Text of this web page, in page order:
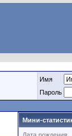
Имя
Пароль
Мини-